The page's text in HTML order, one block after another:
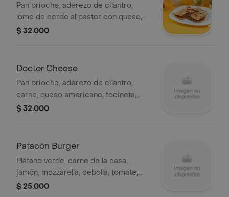
Pan brioche, aderezo de cilantro,
lomo de cerdo al pastor con queso,
cilantro finamente picado, ceboIla
$ 32.000
Doctor Cheese
Pan brioche, aderezo de cilantro,
carne, queso americano, tocineta,
pepinillos, jeringa de queso para
$ 32.000
Patacón Burger
Plátano verde, carne de la casa,
jamón, mozzarella, cebolla, tomate,
lechuga crespa, tártara.
$ 25.000